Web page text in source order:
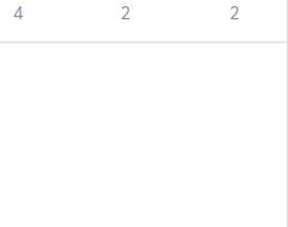
4 2 2